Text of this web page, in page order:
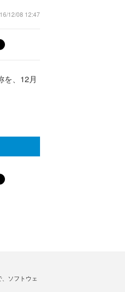
12/08 12:47
を、12月
ソフトウェ